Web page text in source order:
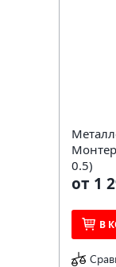
0.5)
от 1
В